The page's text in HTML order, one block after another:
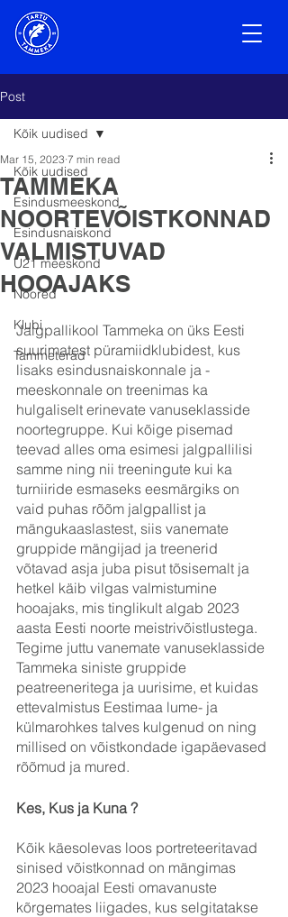
Post
Kõik uudised
Esindusmeeskond
Esindusnaiskond
U21 meeskond
Noored
Klubi
Tammeterad
Kõik uudised
TAMMEKA
NOORTEVÕISTKONNAD
VALMISTUVAD
HOOAJAKS
Mar 15, 2023 7 min read
Jalgpallikool Tammeka on üks Eesti
suurimatest püramiidklubidest, kus
lisaks esindusnaiskonnale ja -
meeskonnale on treenimas ka
hulgaliselt erinevate vanuseklasside
noortegruppe. Kui kõige pisemad
teevad alles oma esimesi jalgpallilisi
samme ning nii treeningute kui ka
turniiride esmaseks eesmärgiks on
vaid puhas rõõm jalgpallist ja
mängukaaslastest, siis vanemate
gruppide mängijad ja treenerid
võtavad asja juba pisut tõsisemalt ja
hetkel käib vilgas valmistumine
hooajaks, mis tinglikult algab 2023
aasta Eesti noorte meistrivõistlustega.
Tegime juttu vanemate vanuseklasside
Tammeka siniste gruppide
peatreeneritega ja uurisime, et kuidas
ettevalmistus Eestimaa lume- ja
külmarohkes talves kulgenud on ning
millised on võistkondade igapäevased
rõõmud ja mured.
Kes, Kus ja Kuna ?
Kõik käesolevas loos portreteeritavad
sinised võistkonnad on mängimas
2023 hooajal Eesti omavanuste
kõrgemates liigades, kus selgitatakse